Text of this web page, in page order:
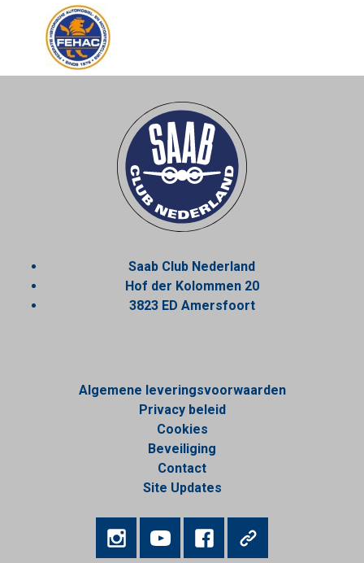
Saab Club Nederland
Hof der Kolommen 20
3823 ED Amersfoort
Algemene leveringsvoorwaarden
Privacy beleid
Cookies
Beveiliging
Contact
Site Updates